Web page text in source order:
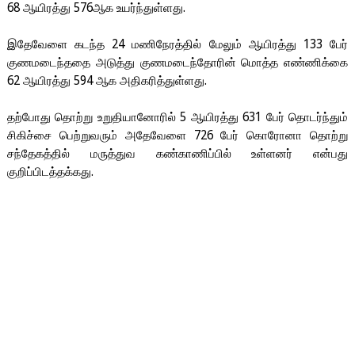
68 ஆயிரத்து 576ஆக உயர்ந்துள்ளது.
இதேவேளை கடந்த 24மணிநேரத்தில் மேலும் ஆயிரத்து 133பேர்
குணமடைந்ததை அடுத்து குணமடைந்தோரின் மொத்த எண்ணிக்கை
62 ஆயிரத்து 594ஆக அதிகரித்துள்ளது.
தற்போது தொற்று உறுதியானோரில்5 ஆயிரத்து 631 பேர் தொடர்ந்தும்
சிகிச்சை பெற்றுவரும் அதேவேளை726பேர் கொரோனா
தொற்று
சந்தேகத்தில்
மருத்துவ கண்காணிப்பில் உள்ளனர்
என்பது
குறிப்பிடத்தக்கது.